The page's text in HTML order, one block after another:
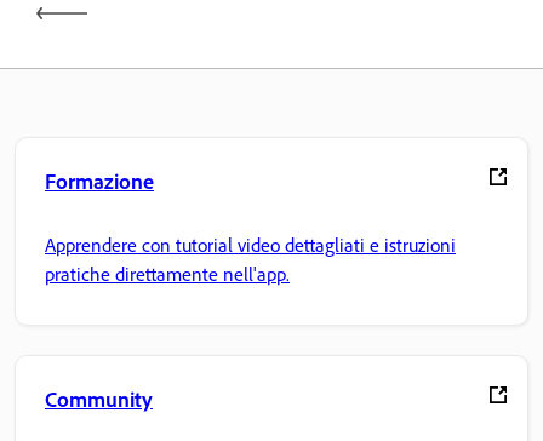
Formazione
Apprendere con tutorial video dettagliati e istruzioni
pratiche direttamente nell'app.
Community